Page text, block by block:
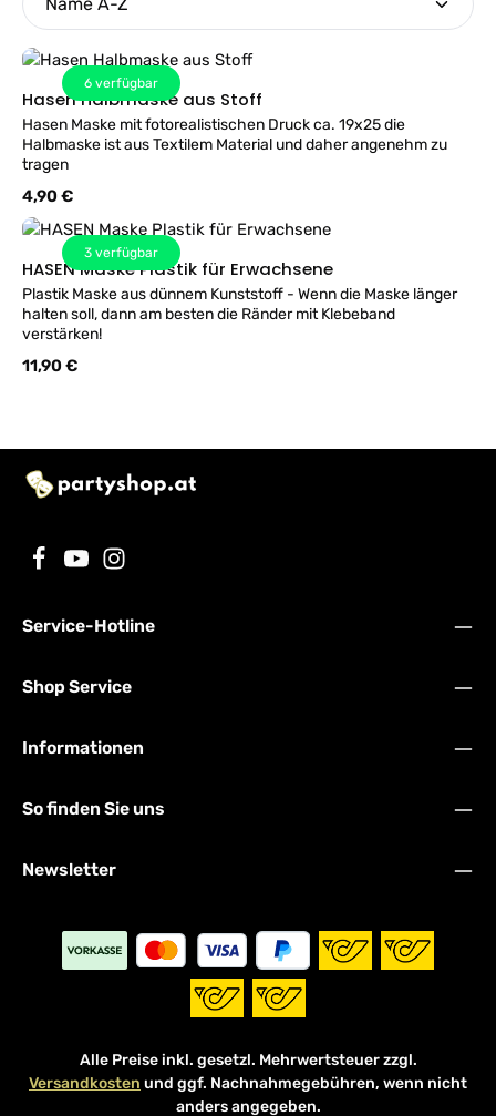
6 verfügbar
Hasen Halbmaske aus Stoff
Hasen Maske mit fotorealistischen Druck ca. 19x25 die
Halbmaske ist aus Textilem Material und daher angenehm zu
tragen
Regulärer Preis:
4,90 €
3 verfügbar
HASEN Maske Plastik für Erwachsene
Plastik Maske aus dünnem Kunststoff - Wenn die Maske länger
halten soll, dann am besten die Ränder mit Klebeband
verstärken!
Regulärer Preis:
11,90 €
Service-Hotline
Shop Service
Informationen
So finden Sie uns
Newsletter
Alle Preise inkl. gesetzl. Mehrwertsteuer zzgl.
Versandkosten und ggf. Nachnahmegebühren, wenn nicht
anders angegeben.